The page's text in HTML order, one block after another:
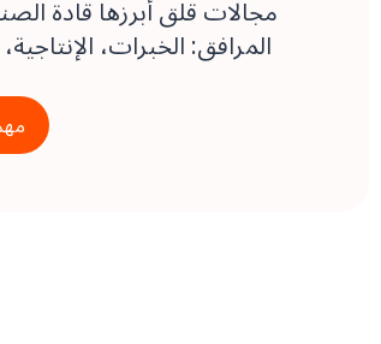
مجالات قلق أبرزها قادة
المرافق: الخبرات،